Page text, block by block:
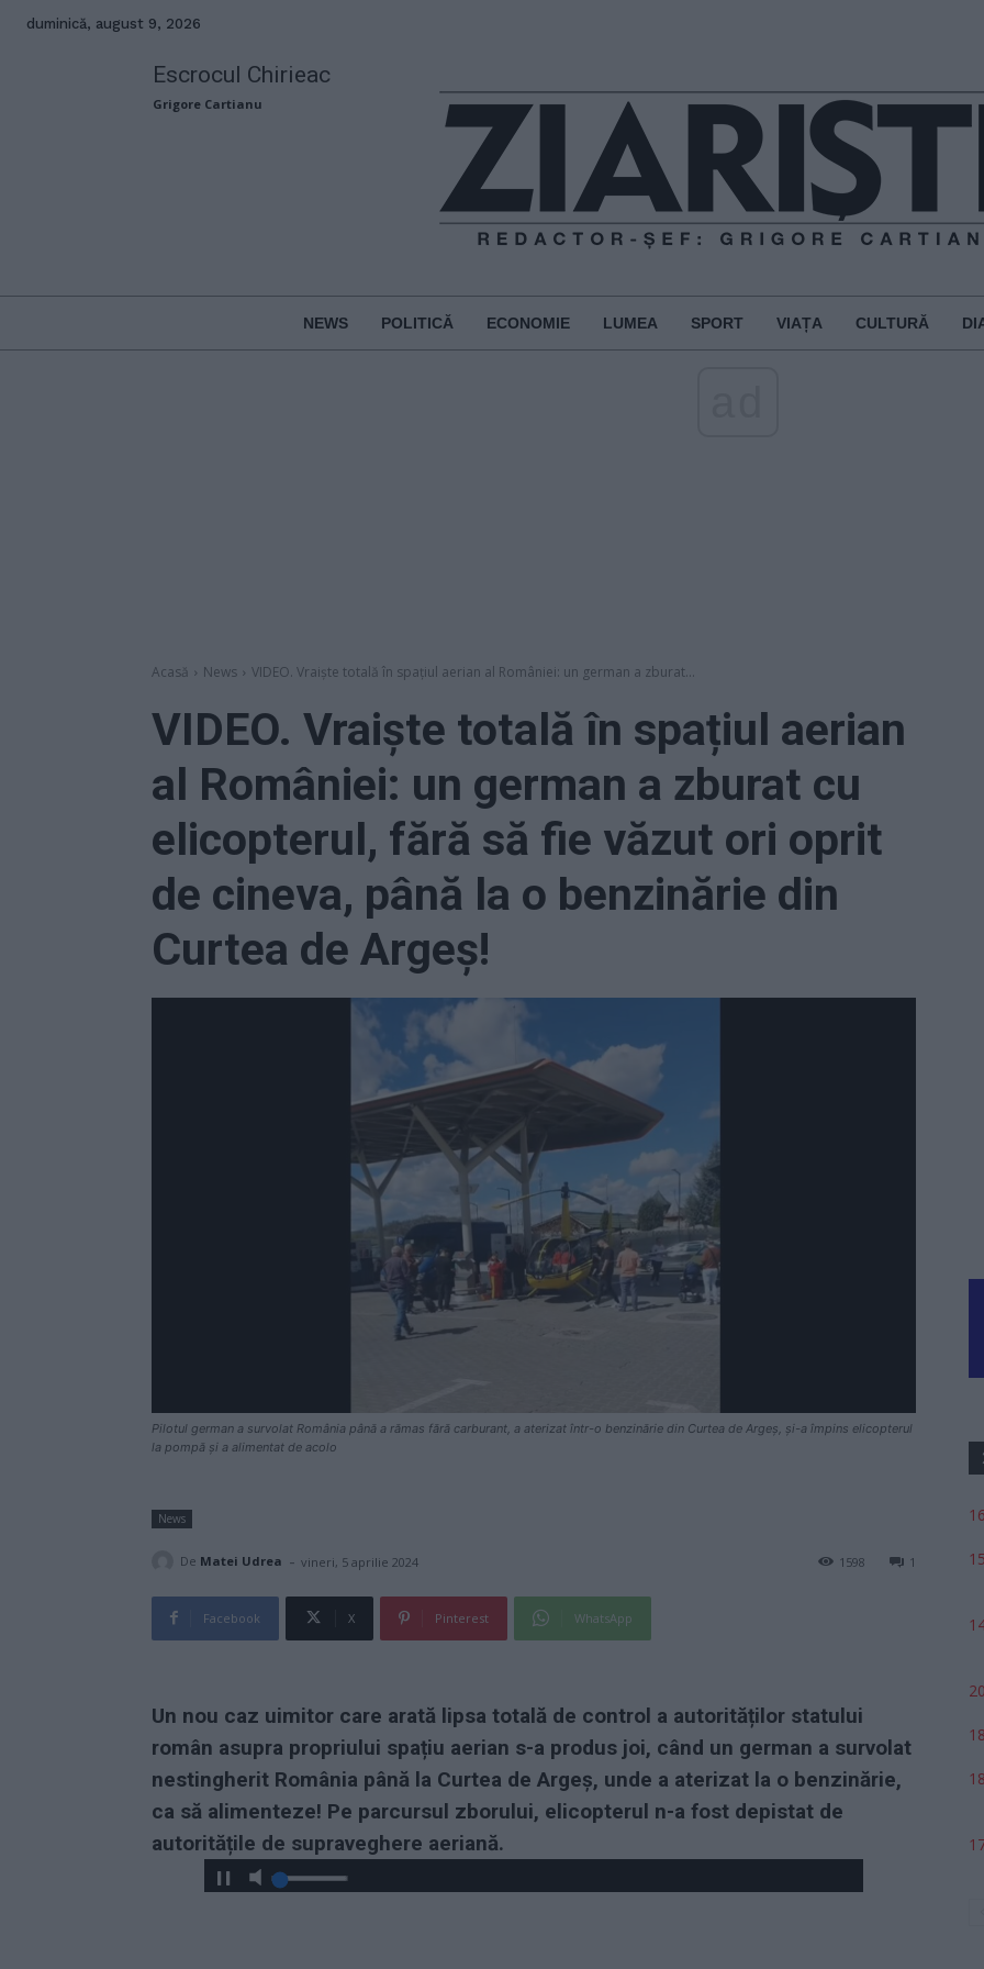
duminică, august 9, 2026
Escrocul Chirieac
Grigore Cartianu
NEWS POLITICĂ ECONOMIE LUMEA SPORT VIAȚA CULTURĂ
Acasă News VIDEO. Vraiște totală în spațiul aerian al României: un german a zburat...
VIDEO. Vraiște totală în spațiul aerian
al României: un german a zburat cu
elicopterul, fără să fie văzut ori oprit
de cineva, până la o benzinărie din
Curtea de Argeș!
Pilotul german a survolat România până a rămas fără carburant, a aterizat într-o benzinărie din Curtea de Argeș, și-a împins elicopterul
la pompă și a alimentat de acolo
News
De Matei Udrea - vineri, 5 aprilie 2024 1
1598
Facebook X Pinterest WhatsApp
Un nou caz uimitor care arată lipsa totală de control a autorităților statului
român asupra propriului spațiu aerian s-a produs joi, când un german a survolat
nestingherit România până la Curtea de Argeș, unde a aterizat la o benzinărie,
ca să alimenteze! Pe parcursul zborului, elicopterul n-a fost depistat de
autoritățile de supraveghere aeriană.